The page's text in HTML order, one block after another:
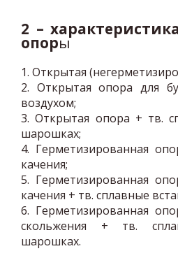
2 –
опоры
1. Открытая
2. Открытая опора для
воздухом;
3. Открытая опора + тв.
шарошках;
4. Герметизированная
качения;
5. Герметизированная
качения + тв. cплавные
6. Герметизированная
скольжения + тв.
шарошках.